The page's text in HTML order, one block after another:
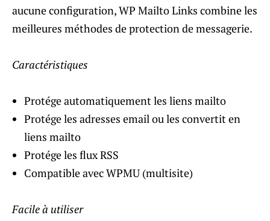
aucune configuration, WP Mailto Links combine les
meilleures méthodes de protection de messagerie.
Caractéristiques
Protége automatiquement les liens mailto
Protége les adresses email ou les convertit en
liens mailto
Protége les flux RSS
Compatible avec WPMU (multisite)
Facile à utiliser